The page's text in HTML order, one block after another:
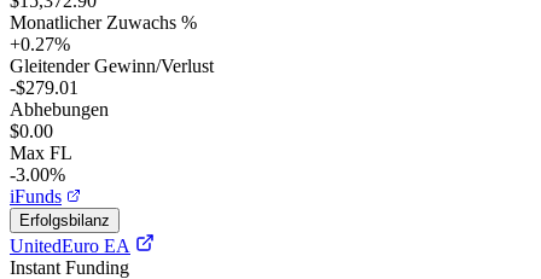
Monatlicher Zuwachs %
+0.27%
Gleitender Gewinn/Verlust
-$279.01
Abhebungen
$0.00
Max FL
-3.00%
iFunds
Erfolgsbilanz
UnitedEuro EA
Instant Funding